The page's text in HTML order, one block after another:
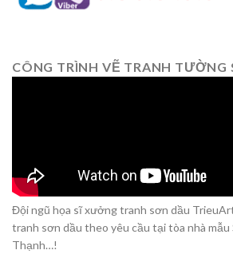
CÔNG TRÌNH VẼ TRANH TƯỜNG
Đội ngũ họa sĩ xưởng tranh sơn dầu
tranh sơn dầu theo yêu cầu tại tòa nhà mẫu
Thạnh…!